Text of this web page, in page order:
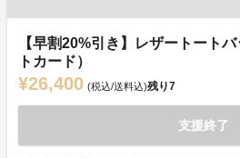
【早割20%引き】レザートート
トカード）
¥26,400 (税込/送料込)残り7
支援終了